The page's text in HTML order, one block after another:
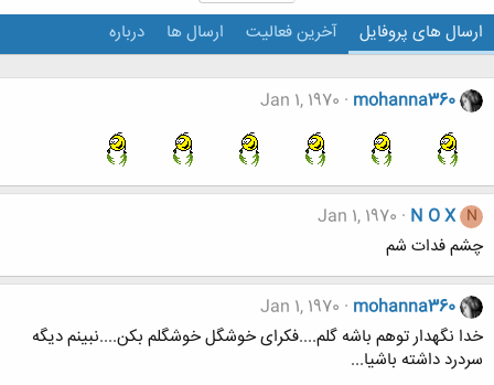
ارسال های پروفایل آخرین فعالیت ارسال ها درباره
mohanna360
Jan 1, 1970
N
N O X
Jan 1, 1970
چشم فدات شم
mohanna360
Jan 1, 1970
خدا نگهدار توهم باشه گلم....فکرای خوشگل خوشگلم بکن....نبینم دیگه
سردرد داشته باشیا...